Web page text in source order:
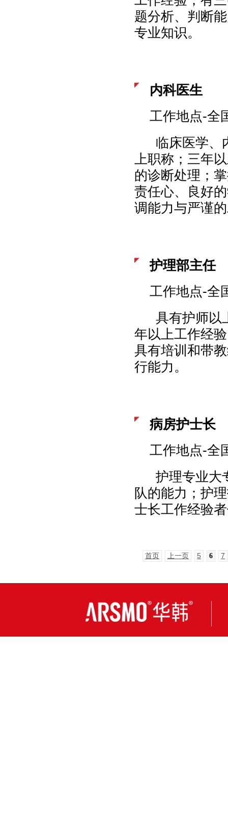
题分析、判断
专业知识。
内科医生
工作地点-全
临床医学、
上职称；三年
的诊断处理；
责任心、良好
调能力与严谨
护理部主任
工作地点-全
具有护师以
年以上工作经
具有培训和带
行能力。
病房护士长
工作地点-全
护理专业大
队的能力；护
士长工作经验
首页 上一页 5 6 7